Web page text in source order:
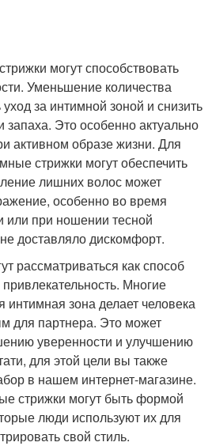
могут способствовать
Уменьшение количества
за интимной зоной и снизить
запаха. Это особенно актуально
активном образе жизни. Для
стрижки могут обеспечить
лишних волос может
особенно во время
или при ношении тесной
доставляло дискомфорт.
рассматриваться как способ
Многие
интимная зона делает человека
для партнера. Это может
уверенности и улучшению
для этой цели вы также
в нашем интернет-магазине.
стрижки могут быть формой
люди используют их для
свой стиль.